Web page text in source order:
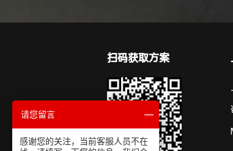
扫码获取方案
请您留言
感谢您的关注，当前客服人员不在